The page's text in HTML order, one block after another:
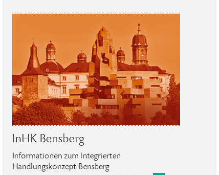
InHK Bensberg
Informationen zum Integrierten
Handlungskonzept Bensberg